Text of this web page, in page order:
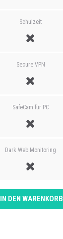
Schulzeit
Secure VPN
SafeCam für PC
Dark Web Monitoring
IN DEN WARENKORB